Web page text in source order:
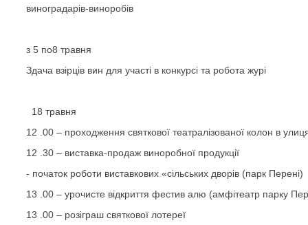
виноградарів-виноробів
з 5 по8 травня
Здача взірців вин для участі в конкурсі та робота журі
18 травня
12 .00 – проходження святкової театралізованої колон в
12 .30 – виставка-продаж виноробної продукції
- початок роботи виставкових «сільських дворів (парк Перені)
13 .00 – урочисте відкриття фестив алю (амфітеатр парку
13 .00 – розіграш святкової лотереї